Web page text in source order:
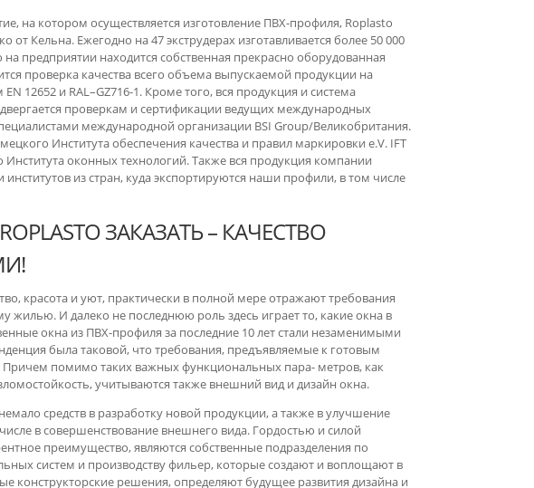
на котором осуществляется изготовление ПВХ-профиля, Roplasto
от Кельна. Ежегодно на 47 экструдерах изготавливается более 50 000
предприятии находится собственная прекрасно оборудованная
проверка качества всего объема выпускаемой продукции на
12652 и RAL–GZ716-1. Кроме того, вся продукция и система
проверкам и сертификации ведущих международных
международной организации BSI Group/Великобритания.
Института обеспечения качества и правил маркировки e.V. IFT
Института оконных технологий. Также вся продукция компании
институтов из стран, куда экспортируются наши профили, в том числе
ЗАКАЗАТЬ – КАЧЕСТВО
красота и уют, практически в полной мере отражают требования
жилью. И далеко не последнюю роль здесь играет то, какие окна в
окна из ПВХ-профиля за последние 10 лет стали незаменимыми
была таковой, что требования, предъявляемые к готовым
Причем помимо таких важных функциональных пара- метров, как
учитываются также внешний вид и дизайн окна.
средств в разработку новой продукции, а также в улучшение
в совершенствование внешнего вида. Гордостью и силой
преимущество, являются собственные подразделения по
систем и производству фильер, которые создают и воплощают в
конструкторские решения, определяют будущее развития дизайна и